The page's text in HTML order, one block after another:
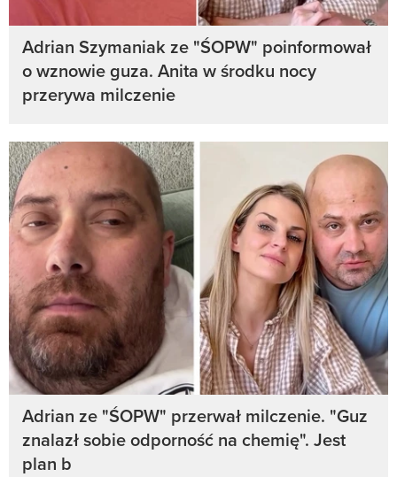
Adrian Szymaniak ze "ŚOPW" poinformował
o wznowie guza. Anita w środku nocy
przerywa milczenie
Adrian ze "ŚOPW" przerwał milczenie. "Guz
znalazł sobie odporność na chemię". Jest
plan b